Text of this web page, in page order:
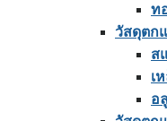
ท
วัสดุตก
ส
เ
อ